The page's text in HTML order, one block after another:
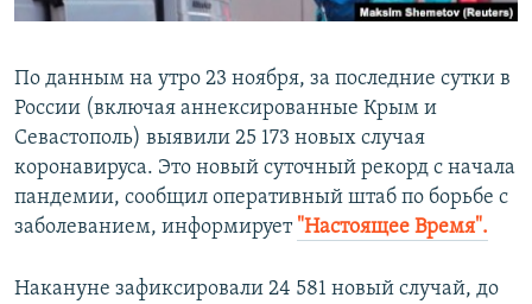
ELIFBE
Все сайты RFE/RL
По данным на утро 23 ноября, за последние сутки в
России (включая аннексированные Крым и
Севастополь) выявили 25 173 новых случая
коронавируса. Это новый суточный рекорд с начала
пандемии, сообщил оперативный штаб по борьбе с
заболеванием, информирует "Настоящее Время".
Накануне зафиксировали 24 581 новый случай, до